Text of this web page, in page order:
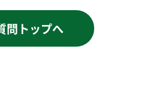
問トップへ